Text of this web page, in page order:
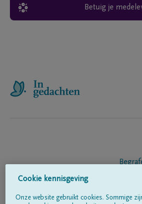
Betuig je
Cookie kennisgeving
Onze website gebruikt cookies. Sommige